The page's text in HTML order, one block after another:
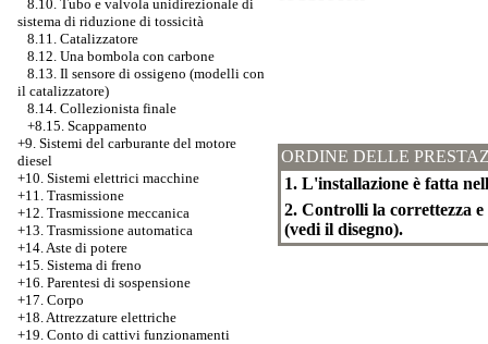
8.10. Tubo e valvola unidirezionale di
sistema di riduzione di tossicità
8.11. Catalizzatore
8.12. Una bombola con carbone
8.13. Il sensore di ossigeno (modelli con
il catalizzatore)
8.14. Collezionista finale
+8.15. Scappamento
+9. Sistemi del carburante del motore
diesel
+10. Sistemi elettrici macchine
+11. Trasmissione
+12. Trasmissione meccanica
+13. Trasmissione automatica
+14. Aste di potere
+15. Sistema di freno
+16. Parentesi di sospensione
+17. Corpo
+18. Attrezzature elettriche
+19. Conto di cattivi funzionamenti
ORDINE DELLE
1. L'installazione è fatta
2. Controlli la correttezza
(vedi il disegno).